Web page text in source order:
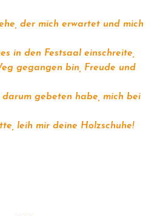
der mich erwartet und mich
in den Festsaal einschreite,
gegangen bin, Freude und
gebeten habe, mich bei
leih mir deine Holzschuhe!